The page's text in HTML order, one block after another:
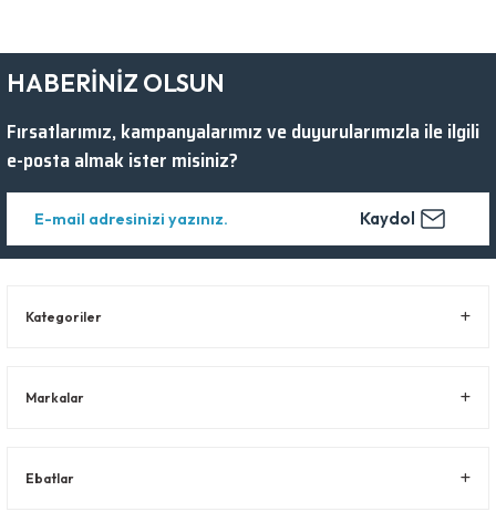
HABERİNİZ OLSUN
Fırsatlarımız, kampanyalarımız ve duyurularımızla ile ilgili
e-posta almak ister misiniz?
Kaydol
Kategoriler
Markalar
Ebatlar